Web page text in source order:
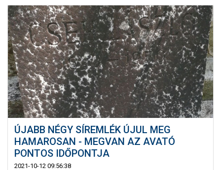
ÚJABB NÉGY SÍREMLÉK ÚJUL MEG
HAMAROSAN - MEGVAN AZ AVATÓ
PONTOS IDŐPONTJA
2021-10-12 09:56:38